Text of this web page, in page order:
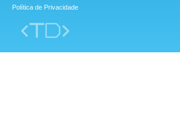
Política de Privacidade